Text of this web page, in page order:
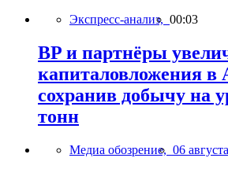
Экспресс-анализ, 00:03
BP и партнёры
капиталовложения в
сохранив добычу на
тонн
Медиа обозрение, 06